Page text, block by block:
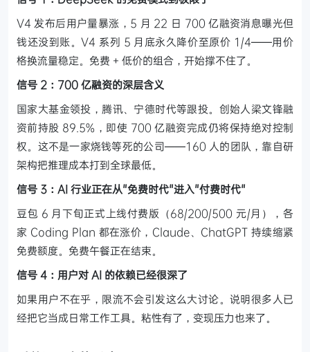
V4 发布后用户量暴涨，5 月 22 日 700 亿融资消息曝光但
钱还没到账。V4 系列 5 月底永久降价至原价 1/4——用价
格换流量稳定。免费 + 低价的组合，开始撑不住了。
信号 2：700 亿融资的深层含义
国家大基金领投，腾讯、宁德时代等跟投。创始人梁文锋融
资前持股 89.5%，即使 700 亿融资完成仍将保持绝对控制
权。这不是一家烧钱等死的公司——160 人的团队，靠自研
架构把推理成本打到全球最低。
信号 3：AI 行业正在从"免费时代"进入"付费时代"
豆包 6 月下旬正式上线付费版（68/200/500 元/月），各
家 Coding Plan 都在涨价，Claude、ChatGPT 持续缩紧
免费额度。免费午餐正在结束。
信号 4：用户对 AI 的依赖已经很深了
如果用户不在乎，限流不会引发这么大讨论。说明很多人已
经把它当成日常工作工具。粘性有了，变现压力也来了。